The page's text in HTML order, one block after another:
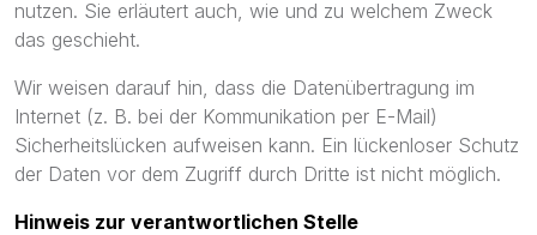
nutzen. Sie erläutert auch, wie und zu welchem Zweck
das geschieht.
Wir weisen darauf hin, dass die Datenübertragung im
Internet (z. B. bei der Kommunikation per E-Mail)
Sicherheitslücken aufweisen kann. Ein lückenloser Schutz
der Daten vor dem Zugriff durch Dritte ist nicht möglich.
Hinweis zur verantwortlichen Stelle